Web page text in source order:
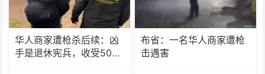
华人商家遭枪杀后续：凶
手是退休宪兵，收受5000
布省：一名华人商家遭枪
击遇害